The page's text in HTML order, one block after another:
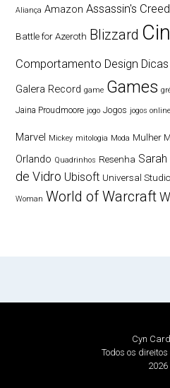
Aliança Amazon Assassin's
Battle for Azeroth Blizzard
Comportamento Design Dicas
Galera Record game Games
Jaina Proudmoore jogo Jogos jogos online
Marvel Mickey mitologia Moda Mulher
Orlando Quadrinhos Resenha
de Vidro Ubisoft Universal
Woman World of Warcraft
Cyn
Todos os
2026